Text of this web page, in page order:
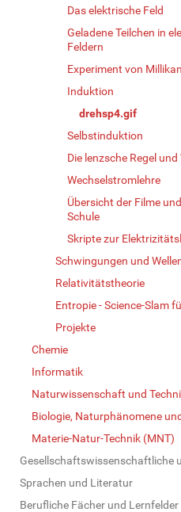
Das elektrische Feld
Geladene Teilchen in
Feldern
Experiment von Millikan
Induktion
drehsp4.gif
Selbstinduktion
Die lenzsche Regel
Wechselstromlehre
Übersicht der Filme
Schule
Skripte zur
Schwingungen und
Relativitätstheorie
Entropie - Science-Slam
Projekte
Chemie
Informatik
Naturwissenschaft und
Biologie, Naturphänomene
Materie-Natur-Technik (MNT)
Gesellschaftswissenschaftliche
Sprachen und Literatur
Berufliche Fächer und Lernfelder